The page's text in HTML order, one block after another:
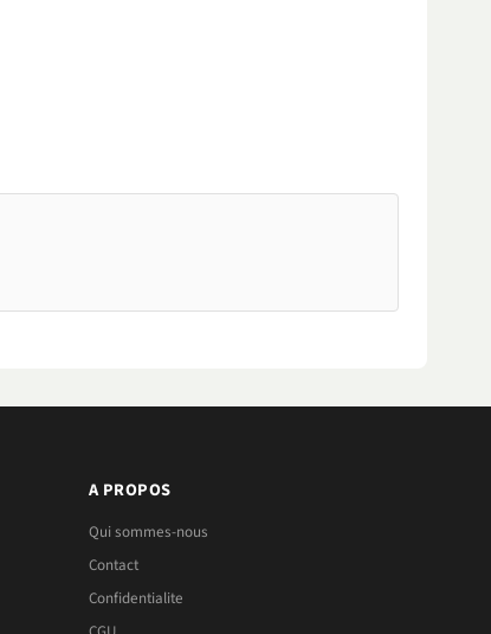
A PROPOS
Qui sommes-nous
Contact
Confidentialite